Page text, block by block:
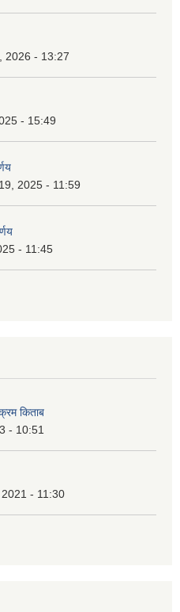
2026 - 13:27
- 15:49
2025 - 11:59
- 11:45
किताब
- 10:51
- 11:30